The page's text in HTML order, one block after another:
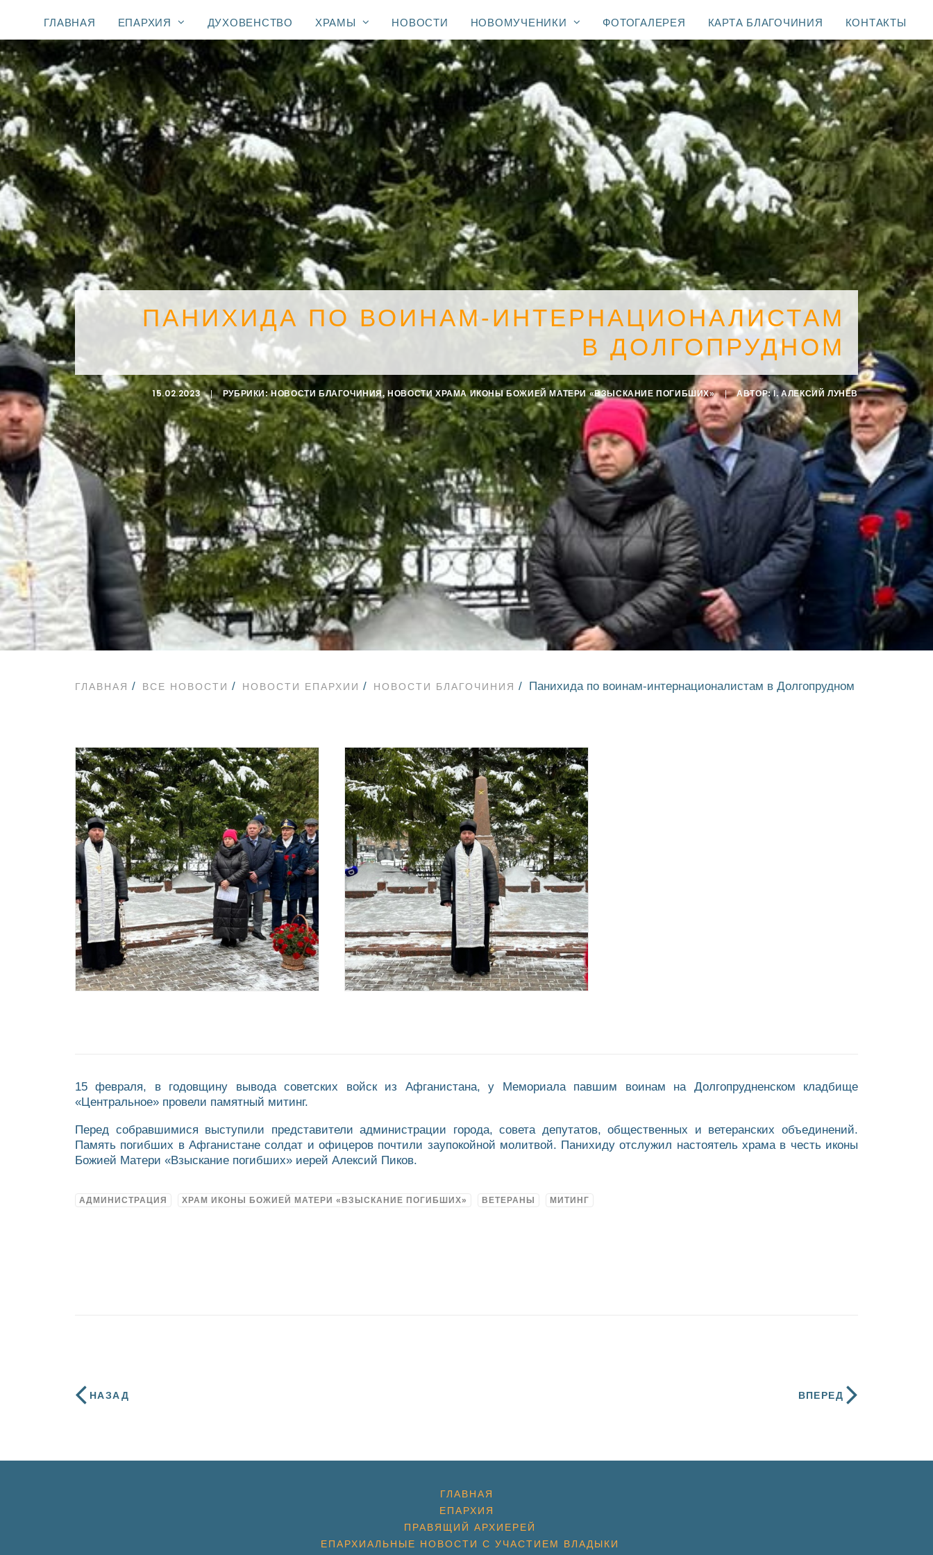
ГЛАВНАЯ ЕПАРХИЯ ДУХОВЕНСТВО ХРАМЫ НОВОСТИ НОВОМУЧЕНИКИ ФОТОГАЛЕРЕЯ КАРТА БЛАГОЧИНИЯ КОНТАКТЫ
ПАНИХИДА ПО ВОИНАМ-ИНТЕРНАЦИОНАЛИСТАМ
В ДОЛГОПРУДНОМ
15.02.2023 | РУБРИКИ:НОВОСТИ БЛАГОЧИНИЯ, НОВОСТИ ХРАМА ИКОНЫ БОЖИЕЙ МАТЕРИ «ВЗЫСКАНИЕ ПОГИБШИХ» | АВТОР:I. АЛЕКСИЙ ЛУНЁВ
ГЛАВНАЯ ВСЕ НОВОСТИ НОВОСТИ ЕПАРХИИ НОВОСТИ БЛАГОЧИНИЯ Панихида по воинам-интернационалистам в Долгопрудном
15 февраля, в годовщину вывода советских войск из Афганистана, у Мемориала павшим воинам на Долгопрудненском кладбище
«Центральное» провели памятный митинг.
Перед собравшимися выступили представители администрации города, совета депутатов, общественных и ветеранских объединений.
Память погибших в Афганистане солдат и офицеров почтили заупокойной молитвой. Панихиду отслужил настоятель храма в честь иконы
Божией Матери «Взыскание погибших» иерей Алексий Пиков.
АДМИНИСТРАЦИЯ ХРАМ ИКОНЫ БОЖИЕЙ МАТЕРИ «ВЗЫСКАНИЕ ПОГИБШИХ» ВЕТЕРАНЫ МИТИНГ
НАЗАД ВПЕРЕД
ГЛАВНАЯ
ЕПАРХИЯ
ПРАВЯЩИЙ АРХИЕРЕЙ
ЕПАРХИАЛЬНЫЕ НОВОСТИ С УЧАСТИЕМ ВЛАДЫКИ